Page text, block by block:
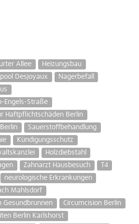
Allee
Heizungsbau
Desjoyaux
Nagerbefall
Engels-Straße
Haftpflichtschäden Berlin
Sauerstoffbehandlung
Kündigungsschutz
Holzdiebstahl
Zahnarzt Hausbesuch
T4
neurologische Erkrankungen
Mahlsdorf
Gesundbrunnen
Circumcision Berlin
Berlin Karlshorst